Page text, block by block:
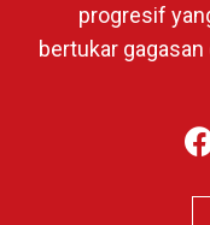
progresif
bertukar